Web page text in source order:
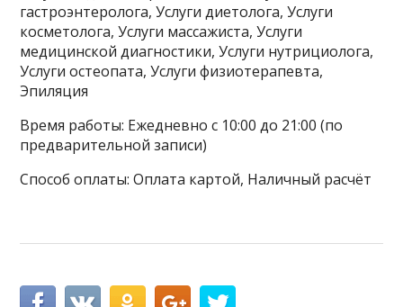
гастроэнтеролога, Услуги диетолога, Услуги
косметолога, Услуги массажиста, Услуги
медицинской диагностики, Услуги нутрициолога,
Услуги остеопата, Услуги физиотерапевта,
Эпиляция
Время работы: Ежедневно с 10:00 до 21:00 (по
предварительной записи)
Способ оплаты: Оплата картой, Наличный расчёт